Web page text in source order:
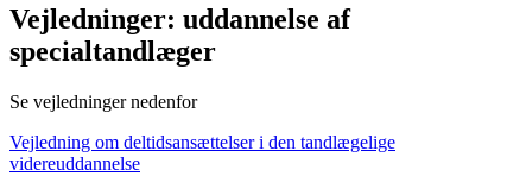
Vejledninger: uddannelse af
specialtandlæger
Se vejledninger nedenfor
Vejledning om deltidsansættelser i den tandlægelige
videreuddannelse